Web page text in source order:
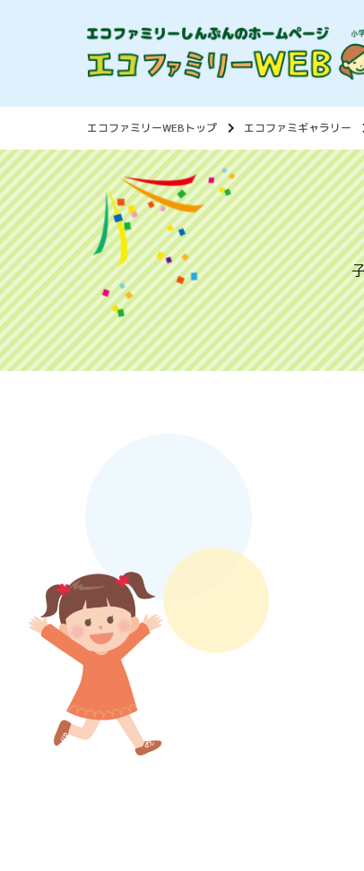
エコファミリーWEBトップ エコファミギャラリー